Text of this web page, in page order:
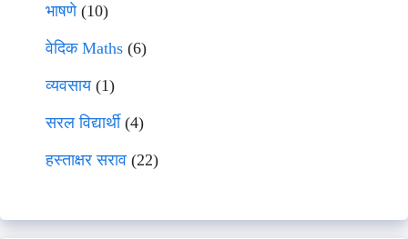
भाषणे(10)
वेदिक Maths (6)
व्यवसाय(1)
सरल विद्यार्थी(4)
हस्ताक्षर सराव (22)